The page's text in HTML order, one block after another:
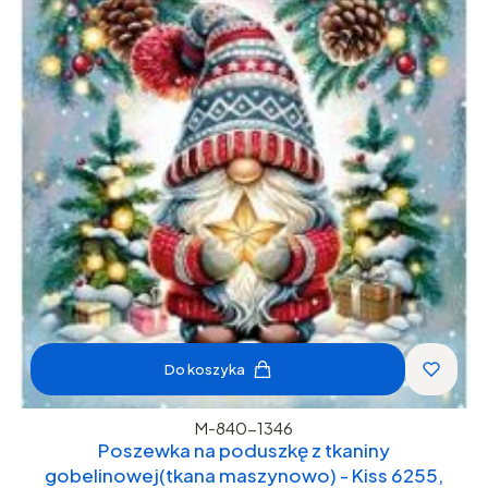
Do koszyka
M-840-1346
Poszewka na poduszkę z tkaniny
gobelinowej(tkana maszynowo) - Kiss 6255,